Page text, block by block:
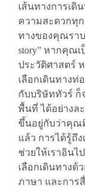
เส้นทางการเดิ
ความสะดวกทุ
ทางของคุณราบ
story” หากคุณ
ประวัติศาสตร์
เลือกเดินทางท่
กับบริษัททัวร์ ก็
พื้นที่ ได้อย่างล
ขึ้นอยู่กับว่าคุณ
แล้ว การได้รู้ถึ
ช่วยให้เราอินไ
เลือกเดินทางด้
ภาษา และการ